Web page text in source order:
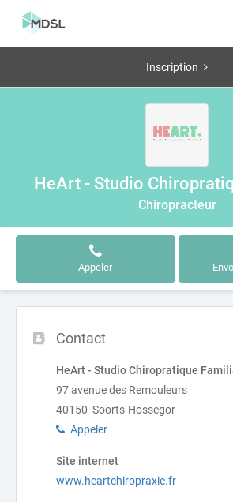
Inscription
HeArt - Studio
Chiropracteur
Appeler
Contact
HeArt - Studio Chiropratique
97 avenue des Remouleurs
40150 Soorts-Hossegor
Appeler
Site internet
www.heartchiropraxie.fr